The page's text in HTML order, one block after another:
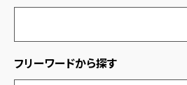
フリーワードから探す